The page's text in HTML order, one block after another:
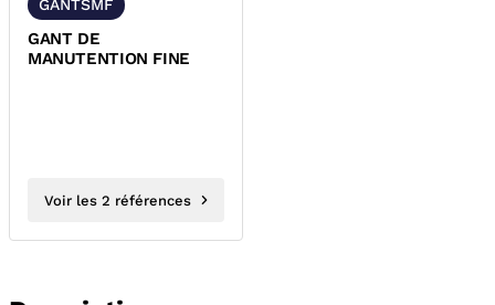
GANTSMF
GANT DE
MANUTENTION FINE
Voir les 2 références